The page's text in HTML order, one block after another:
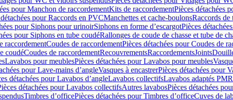
pour Manchon de raccordementKits de raccordementPièces détachées
pour Raccords en PVCManchettes et cache-boulonsRaccords de
pour Siphons pour urinoirSiphons en forme d’escargotPièces
pour Siphons en tube coudéRallonges de coude de chasse et tube de
raccordementCoudes de raccordementPièces détachées pour Coudes de
coudéCoudes de raccordementRecouvrementsRaccordementsJoints
Lavabos pour meublesPièces détachées pour Lavabos pour meubles
pour Lave-mains d’angleVasques à encastrerPièces détachées pour
détachées pour Lavabos d’angleLavabos collectifsLavabos adaptés PMR
détachées pour Lavabos collectifsAutres lavabosPièces détachées
Timbres dʼofficePièces détachées pour Timbres dʼofficeCuves de